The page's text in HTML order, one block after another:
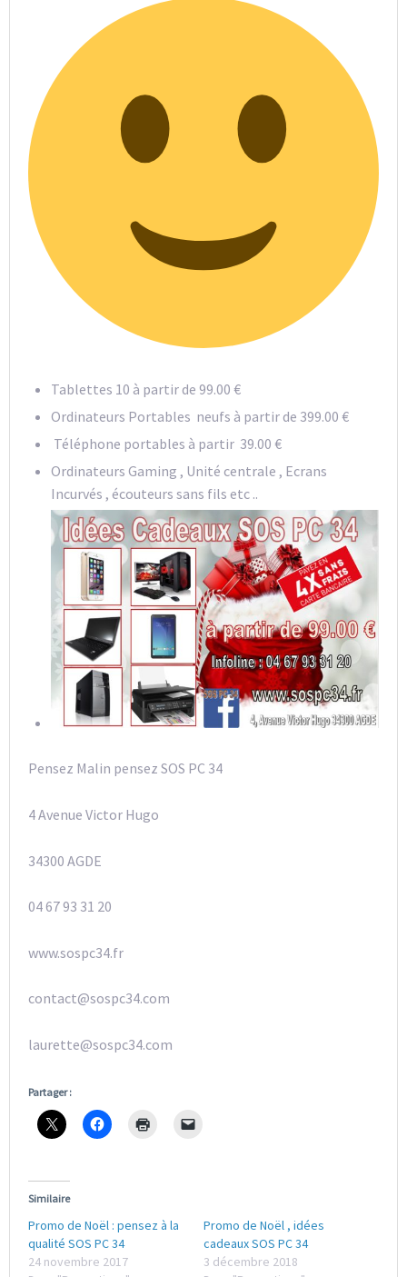
Tablettes 10 à partir de 99.00 €
Ordinateurs Portables neufs à partir de 399.00 €
Téléphone portables à partir 39.00 €
Ordinateurs Gaming , Unité centrale , Ecrans
Incurvés , écouteurs sans fils etc ..
Pensez Malin pensez SOS PC 34
4 Avenue Victor Hugo
34300 AGDE
04 67 93 31 20
www.sospc34.fr
contact@sospc34.com
laurette@sospc34.com
Partager :
Similaire
Promo de Noël : pensez à la
qualité SOS PC 34
24 novembre 2017
Promo de Noël , idées
cadeaux SOS PC 34
3 décembre 2018